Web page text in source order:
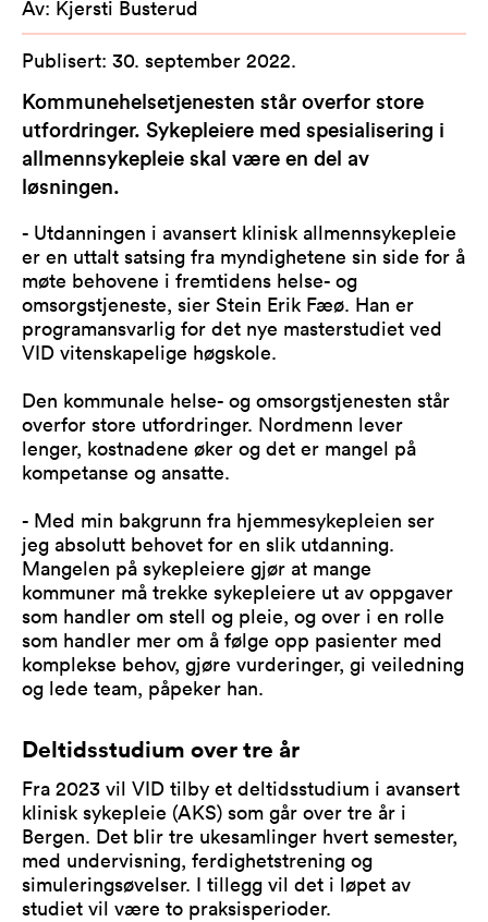
Av: Kjersti Busterud
Publisert: 30. september 2022.
Kommunehelsetjenesten står overfor store
utfordringer. Sykepleiere med spesialisering i
allmennsykepleie skal være en del av
løsningen.
- Utdanningen i avansert klinisk allmennsykepleie
er en uttalt satsing fra myndighetene sin side for å
møte behovene i fremtidens helse- og
omsorgstjeneste, sier Stein Erik Fæø. Han er
programansvarlig for det nye masterstudiet ved
VID vitenskapelige høgskole.
Den kommunale helse- og omsorgstjenesten står
overfor store utfordringer. Nordmenn lever
lenger, kostnadene øker og det er mangel på
kompetanse og ansatte.
- Med min bakgrunn fra hjemmesykepleien ser
jeg absolutt behovet for en slik utdanning.
Mangelen på sykepleiere gjør at mange
kommuner må trekke sykepleiere ut av oppgaver
som handler om stell og pleie, og over i en rolle
som handler mer om å følge opp pasienter med
komplekse behov, gjøre vurderinger, gi veiledning
og lede team, påpeker han.
Deltidsstudium over tre år
Fra 2023 vil VID tilby et deltidsstudium i avansert
klinisk sykepleie (AKS) som går over tre år i
Bergen. Det blir tre ukesamlinger hvert semester,
med undervisning, ferdighetstrening og
simuleringsøvelser. I tillegg vil det i løpet av
studiet vil være to praksisperioder.